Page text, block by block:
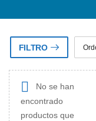
FILTRO
No se han
encontrado
productos que